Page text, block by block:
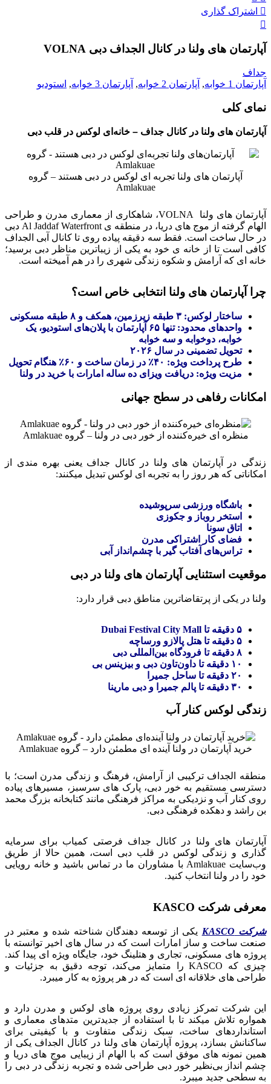
اشتراک گذاری
آپارتمان های ولنا در کانال الجداف دبی VOLNA
جداف
آپارتمان 1 خوابه
, آپارتمان 2 خوابه , آپارتمان 3 خوابه , استودیو
نمای کلی
آپارتمان های ولنا در کانال جداف – خانه‌ای لوکس در قلب دبی
آپارتمان‌ های ولنا تجربه‌ ای لوکس در دبی هستند – گروه
Amlakuae
آپارتمان‌ های ولنا VOLNA، شاهکاری از معماری مدرن و طراحی
الهام‌ گرفته از موج‌ های دریا، در منطقه‌ ی Al Jaddaf Waterfront دبی
در حال ساخت است. فقط سه دقیقه پیاده‌ روی تا کانال آبی الجداف
کافی است تا از خانه‌ ی خود به یکی از زیباترین مناظر دبی برسید؛
خانه‌ ای که آرامش و شکوه زندگی شهری را در هم آمیخته است.
چرا آپارتمان‌ های ولنا انتخابی خاص است؟
ساختار لوکس: ۳ طبقه زیرزمین، همکف و ۸ طبقه مسکونی
واحدهای محدود: تنها ۶۵ آپارتمان با پلان‌های استودیو، یک‌
خوابه، دوخوابه و سه‌ خوابه
تحویل تضمینی در سال ۲۰۲۶
طرح پرداخت ویژه: ۴۰٪ در زمان ساخت و ۶۰٪ هنگام تحویل
مزیت ویژه: دریافت ویزای ده‌ ساله امارات با خرید در ولنا
امکانات رفاهی در سطح جهانی
منظره‌ ای خیره‌کننده از خور دبی در ولنا – گروه Amlakuae
زندگی در آپارتمان های ولنا در کانال جداف یعنی بهره‌ مندی از
امکاناتی که هر روز را به تجربه‌ ای لوکس تبدیل میکنند:
باشگاه ورزشی سرپوشیده
استخر روباز و جکوزی
اتاق سونا
فضای کار اشتراکی مدرن
تراس‌های آفتاب‌ گیر با چشم‌انداز آبی
موقعیت استثنایی آپارتمان‌ های ولنا در دبی
ولنا در یکی از پرتقاضاترین مناطق دبی قرار دارد:
۵ دقیقه تا Dubai Festival City Mall
۵ دقیقه تا هتل پالازو ورساچه
۸ دقیقه تا فرودگاه بین‌المللی دبی
۱۰ دقیقه تا داون‌تاون دبی و بیزینس بی
۲۰ دقیقه تا ساحل جمیرا
۳۰ دقیقه تا پالم جمیرا و دبی مارینا
زندگی لوکس کنار آب
خرید آپارتمان در ولنا آینده‌ ای مطمئن دارد – گروه Amlakuae
منطقه الجداف ترکیبی از آرامش، فرهنگ و زندگی مدرن است؛ با
دسترسی مستقیم به خور دبی، پارک‌ های سرسبز، مسیرهای پیاده‌
روی کنار آب و نزدیکی به مراکز فرهنگی مانند کتابخانه بزرگ محمد
بن راشد و دهکده فرهنگی دبی.
آپارتمان های ولنا در کانال جداف فرصتی کمیاب برای سرمایه‌
گذاری و زندگی لوکس در قلب دبی است، همین حالا از طریق
وب‌سایت Amlakuae با مشاوران ما در تماس باشید و خانه رویایی
خود را در ولنا انتخاب کنید.
معرفی شرکت KASCO
شرکت KASCO
یکی از توسعه‌ دهندگان شناخته‌ شده و معتبر در
صنعت ساخت‌ و ساز امارات است که در سال‌ های اخیر توانسته با
پروژه‌ های مسکونی، تجاری و هتلینگ خود، جایگاه ویژه‌ ای پیدا کند.
چیزی که KASCO را متمایز می‌کند، توجه دقیق به جزئیات و
طراحی‌ های خلاقانه‌ ای است که در هر پروژه به کار میبرد.
این شرکت تمرکز زیادی روی پروژه‌ های لوکس و مدرن دارد و
همواره تلاش میکند تا با استفاده از جدیدترین متدهای معماری و
استانداردهای ساخت، سبک زندگی متفاوت و با کیفیتی برای
ساکنانش بسازد، پروژه آپارتمان‌ های ولنا در کانال الجداف یکی از
همین نمونه‌ های موفق است که با الهام از زیبایی موج‌ های دریا و
چشم‌ انداز بی‌نظیر خور دبی طراحی شده و تجربه زندگی در دبی را
به سطحی جدید میبرد.